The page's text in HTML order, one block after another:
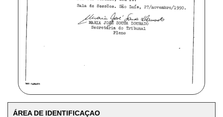
ÁREA DE IDENTIFICAÇAO